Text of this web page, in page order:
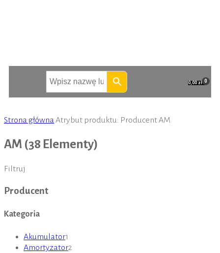
0,00 zł
Strona głównaAtrybut produktu: ProducentAM
AM (38 Elementy)
Filtruj
Producent
Kategoria
Akumulator1
Amortyzator2